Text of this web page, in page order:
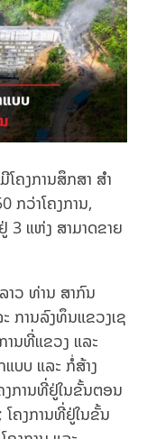
ໂຄງການສຶກສາ ສໍາ
ກວ່າໂຄງການ,
3 ແຫ່ງ ສາມາດຂາຍ
າວ ທ່ານ ສາກົນ
ການລົງທຶນແຂວງເຊ
ານທີ່ແຂວງ ແລະ
ບບ ແລະ ກໍ່ສ້າງ
ງການທີ່ຢູ່ໃນຂັ້ນຕອນ
ໂຄງການທີ່ຢູ່ໃນຂັ້ນ